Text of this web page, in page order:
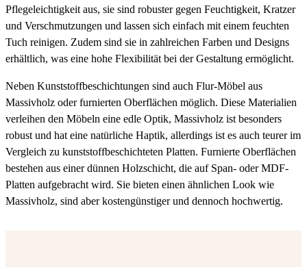
Pflegeleichtigkeit aus, sie sind robuster gegen Feuchtigkeit, Kratzer
und Verschmutzungen und lassen sich einfach mit einem feuchten
Tuch reinigen. Zudem sind sie in zahlreichen Farben und Designs
erhältlich, was eine hohe Flexibilität bei der Gestaltung ermöglicht.
Neben Kunststoffbeschichtungen sind auch Flur-Möbel aus
Massivholz oder furnierten Oberflächen möglich. Diese Materialien
verleihen den Möbeln eine edle Optik, Massivholz ist besonders
robust und hat eine natürliche Haptik, allerdings ist es auch teurer im
Vergleich zu kunststoffbeschichteten Platten. Furnierte Oberflächen
bestehen aus einer dünnen Holzschicht, die auf Span- oder MDF-
Platten aufgebracht wird. Sie bieten einen ähnlichen Look wie
Massivholz, sind aber kostengünstiger und dennoch hochwertig.